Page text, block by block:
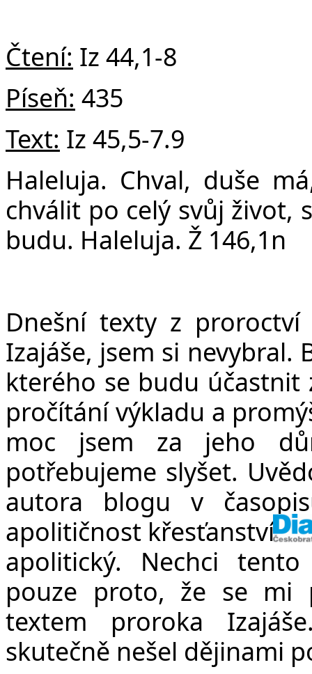
Čtení: Iz 44,1-8
Píseň: 435
Text: Iz 45,5-7.9
Haleluja. Chval, duše
chválit po celý svůj život,
budu. Haleluja. Ž 146,1n
Dnešní texty z
Izajáše, jsem si nevybral.
kterého se budu účastnit
pročítání výkladu a
moc jsem za jeho
potřebujeme slyšet.
autora blogu v
apolitičnost křesťanství.
apolitický. Nechci
pouze proto, že se mi
textem proroka
skutečně nešel dějinami